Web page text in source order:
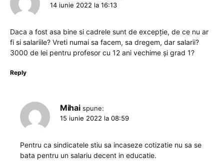
14 iunie 2022 la 16:13
Daca a fost asa bine si cadrele sunt de excepție, de ce nu ar
fi si salariile? Vreti numai sa facem, sa dregem, dar salarii?
3000 de lei pentru profesor cu 12 ani vechime și grad 1?
Reply
Mihai spune:
15 iunie 2022 la 08:59
Pentru ca sindicatele stiu sa incaseze cotizatie nu sa se
bata pentru un salariu decent in educatie.